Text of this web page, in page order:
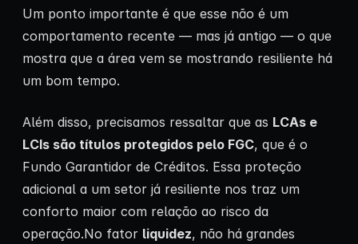
Um ponto importante é que esse não é um
comportamento recente — mas já antigo — o que
mostra que a área vem se mostrando resiliente há
um bom tempo.
Além disso, precisamos ressaltar que as LCAs e
LCIs são títulos protegidos pelo FGC, que é o
Fundo Garantidor de Créditos. Essa proteção
adicional a um setor já resiliente nos traz um
conforto maior com relação ao risco da
operação.No fator liquidez, não há grandes